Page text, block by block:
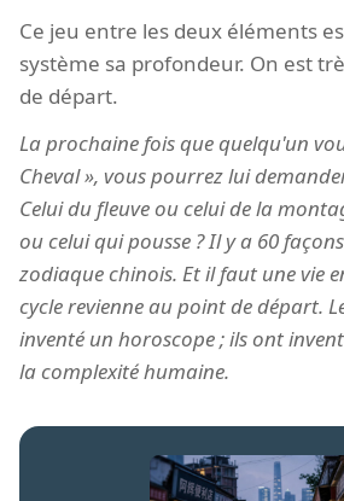
Ce jeu entre les deux éléments
système sa profondeur. On est
de départ.
La prochaine fois que quelqu'un
Cheval », vous pourrez lui
Celui du fleuve ou celui de la
ou celui qui pousse ? Il y a 60
zodiaque chinois. Et il faut une vie
cycle revienne au point de départ.
inventé un horoscope ; ils ont
la complexité humaine.